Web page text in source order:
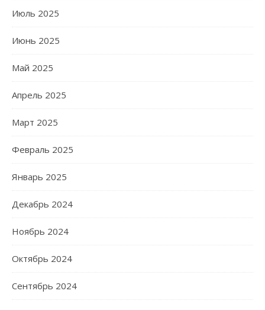
Июль 2025
Июнь 2025
Май 2025
Апрель 2025
Март 2025
Февраль 2025
Январь 2025
Декабрь 2024
Ноябрь 2024
Октябрь 2024
Сентябрь 2024